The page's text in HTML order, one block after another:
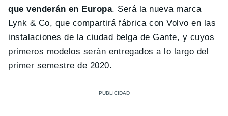
que venderán en Europa. Será la nueva marca
Lynk & Co, que compartirá fábrica con Volvo en las
instalaciones de la ciudad belga de Gante, y cuyos
primeros modelos serán entregados a lo largo del
primer semestre de 2020.